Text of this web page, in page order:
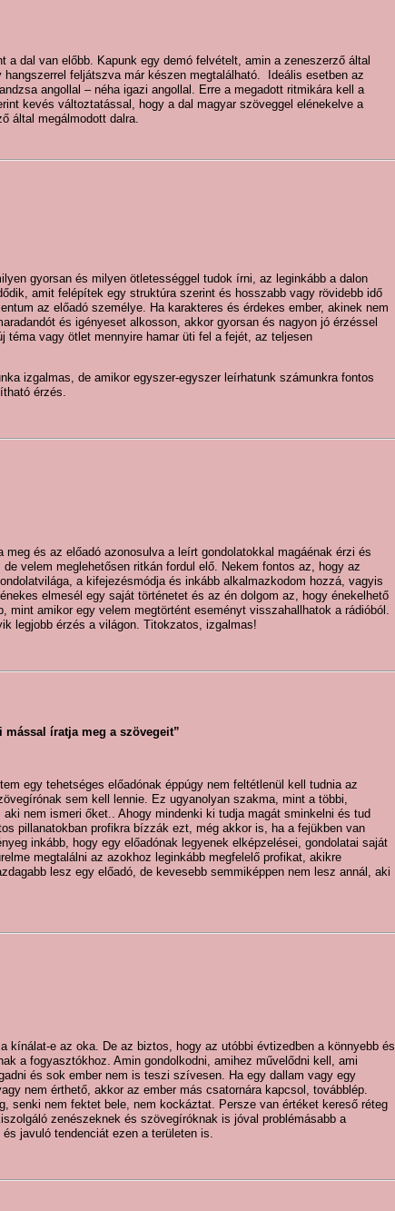
a dal van előbb. Kapunk egy demó felvételt, amin a zeneszerző által
feljátszva már készen megtalálható. Ideális esetben az
angollal – néha igazi angollal. Erre a megadott ritmikára kell a
kevés változtatással, hogy a dal magyar szöveggel elénekelve a
által megálmodott dalra.
gyorsan és milyen ötletességgel tudok írni, az leginkább a dalon
amit felépítek egy struktúra szerint és hosszabb vagy rövidebb idő
az előadó személye. Ha karakteres és érdekes ember, akinek nem
és igényeset alkosson, akkor gyorsan és nagyon jó érzéssel
téma vagy ötlet mennyire hamar üti fel a fejét, az teljesen
izgalmas, de amikor egyszer-egyszer leírhatunk számunkra fontos
érzés.
és az előadó azonosulva a leírt gondolatokkal magáénak érzi és
velem meglehetősen ritkán fordul elő. Nekem fontos az, hogy az
a kifejezésmódja és inkább alkalmazkodom hozzá, vagyis
elmesél egy saját történetet és az én dolgom az, hogy énekelhető
mint amikor egy velem megtörtént eseményt visszahallhatok a rádióból.
legjobb érzés a világon. Titokzatos, izgalmas!
íratja meg a szövegeit”
egy tehetséges előadónak éppúgy nem feltétlenül kell tudnia az
sem kell lennie. Ez ugyanolyan szakma, mint a többi,
nem ismeri őket.. Ahogy mindenki ki tudja magát sminkelni és tud
pillanatokban profikra bízzák ezt, még akkor is, ha a fejükben van
inkább, hogy egy előadónak legyenek elképzelései, gondolatai saját
megtalálni az azokhoz leginkább megfelelő profikat, akikre
lesz egy előadó, de kevesebb semmiképpen nem lesz annál, aki
kínálat-e az oka. De az biztos, hogy az utóbbi évtizedben a könnyebb és
a fogyasztókhoz. Amin gondolkodni, amihez művelődni kell, ami
és sok ember nem is teszi szívesen. Ha egy dallam vagy egy
nem érthető, akkor az ember más csatornára kapcsol, továbblép.
senki nem fektet bele, nem kockáztat. Persze van értéket kereső réteg
zenészeknek és szövegíróknak is jóval problémásabb a
javuló tendenciát ezen a területen is.